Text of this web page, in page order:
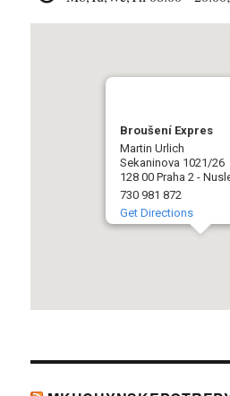
Broušení Expres
Martin Urlich
Sekaninova 1021/26
128 00 Praha 2 -
730 981 872
Get Directions